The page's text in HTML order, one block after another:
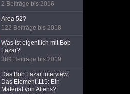
2 Beiträge bis 2016
Area 52?
122 Beiträge bis 2018
Was ist eigentlich mit Bob
Lazar?
389 Beiträge bis 2019
Das Bob Lazar interview:
Das Element 115: Ein
Material von Aliens?